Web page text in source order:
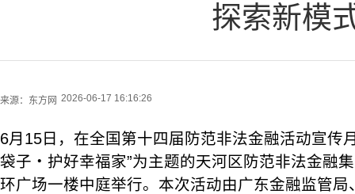
探索新模
来源： 东方网 2026-06-17 16:16:26
6月15日，在全国第十四届防范非法金融活动宣传
袋子・护好幸福家”为主题的天河区防范非法金融
环广场一楼中庭举行。本次活动由广东金融监管